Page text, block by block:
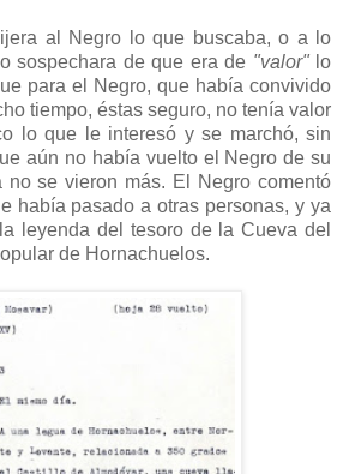
al Negro lo que buscaba, o a lo
sospechara de que era de "valor"lo
para el Negro, que había convivido
tiempo, éstas seguro, no tenía valor
lo que le interesó y se marchó, sin
aún no había vuelto el Negro de su
no se vieron más. El Negro comentó
había pasado a otras personas, y ya
leyenda del tesoro de la Cueva del
de Hornachuelos.